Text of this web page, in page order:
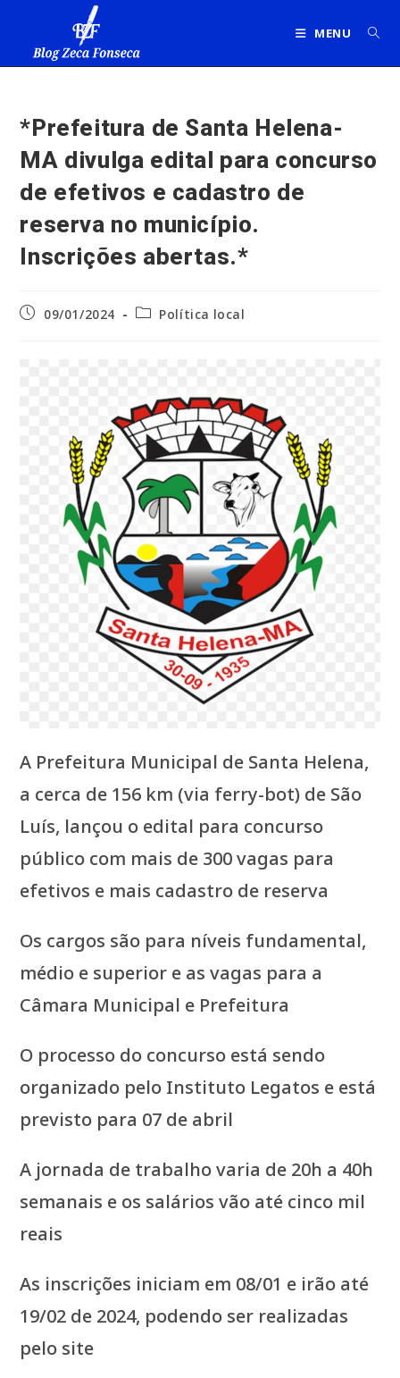
MENU
*Prefeitura de Santa Helena-
MA divulga edital para concurso
de efetivos e cadastro de
reserva no município.
Inscrições abertas.*
Post09/01/2024
Categoria
Política local
A Prefeitura Municipal de Santa Helena,
a cerca de 156 km (via ferry-bot) de São
Luís, lançou o edital para concurso
público com mais de 300 vagas para
efetivos e mais cadastro de reserva
Os cargos são para níveis fundamental,
médio e superior e as vagas para a
Câmara Municipal e Prefeitura
O processo do concurso está sendo
organizado pelo Instituto Legatos e está
previsto para 07 de abril
A jornada de trabalho varia de 20h a 40h
semanais e os salários vão até cinco mil
reais
As inscrições iniciam em 08/01 e irão até
19/02 de 2024, podendo ser realizadas
pelo site